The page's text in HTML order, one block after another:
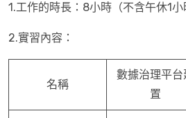
1.工作的時長：8小時（不含午休1小
2.實習內容：
名稱
數據治理平台
置